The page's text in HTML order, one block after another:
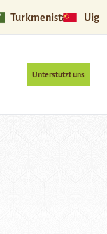
Turkmenistan
Unterstützt uns